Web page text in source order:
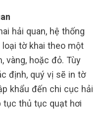
hải quan, hệ thống
loại tờ khai theo một
vàng, hoặc đỏ. Tùy
định, quý vị sẽ in tờ
khẩu đến chi cục hải
tục thủ tục quạt hơi